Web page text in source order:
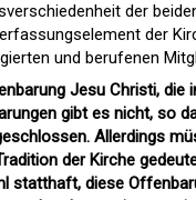
der
der
und berufenen
Jesu Christi,
gibt es nicht, so
Allerdings
der Kirche
statthaft, diese